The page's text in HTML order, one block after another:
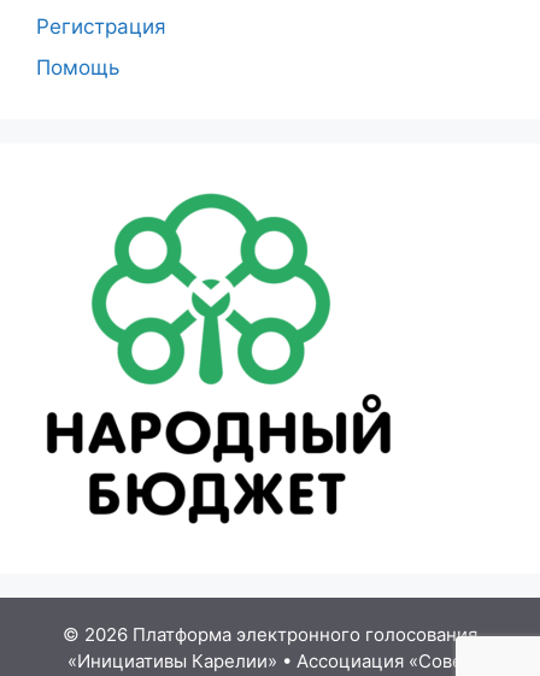
Регистрация
Помощь
© 2026 Платформа электронного голосования
«Инициативы Карелии» • Ассоциация «Совет